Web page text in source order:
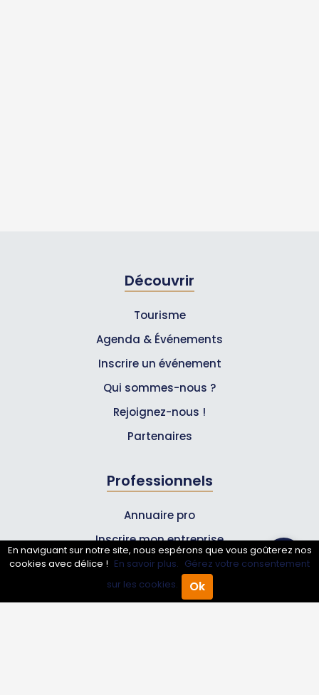
Annuaire Pro Agenda
Découvrir
Tourisme
Agenda & Événements
Inscrire un événement
Qui sommes-nous ?
Rejoignez-nous !
Partenaires
Professionnels
Annuaire pro
Inscrire mon entreprise
Les Abonnements Pros
Infos
En naviguant sur notre site, nous espérons que vous goûterez nos
cookies avec délice ! En savoir plus. Gérez votre consentement
sur les cookies.
Ok